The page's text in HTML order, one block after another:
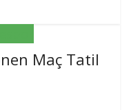
Maç Tatil